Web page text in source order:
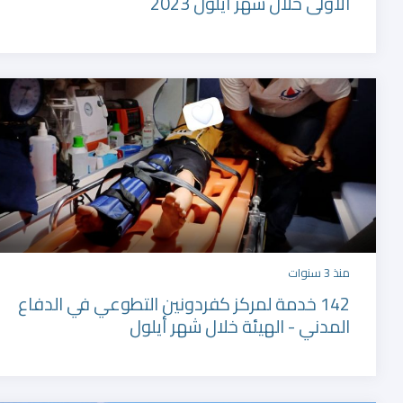
منذ 3 سنوات
142 خدمة لمركز كفردونين التطوعي في الدفاع
المدني - الهيئة خلال شهر أيلول
(CPR) لطلاب معهد
السيد عباس